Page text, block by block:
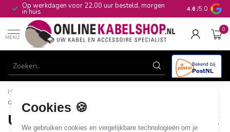
Cookies 🍪
We gebruiken cookies en vergelijkbare technologieën om je
Op werkdagen voor 22.00 uur besteld, morgen
in huis 10+jaar
4.6 /5.0
MENU
0
Home
camera merkspecifiek
USB kabels camera merkspecifiek